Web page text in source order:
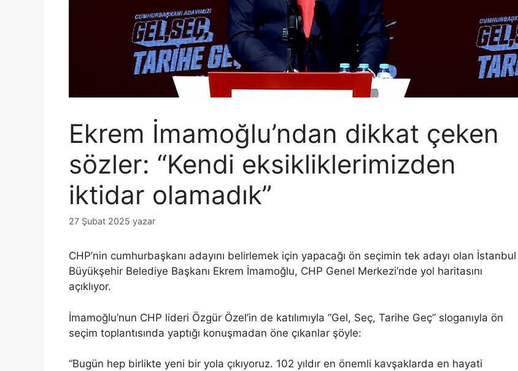
Ekrem İmamoğlu’ndan dikkat çeken
sözler: “Kendi eksikliklerimizden
iktidar olamadık”
27 Şubat 2025 yazar
CHP’nin cumhurbaşkanı adayını belirlemek için yapacağı ön seçimin tek adayı olan İstanbul
Büyükşehir Belediye Başkanı Ekrem İmamoğlu, CHP Genel Merkezi’nde yol haritasını
açıklıyor.
İmamoğlu’nun CHP lideri Özgür Özel’in de katılımıyla “Gel, Seç, Tarihe Geç” sloganıyla ön
seçim toplantısında yaptığı konuşmadan öne çıkanlar şöyle:
“Bugün hep birlikte yeni bir yola çıkıyoruz. 102 yıldır en önemli kavşaklarda en hayati